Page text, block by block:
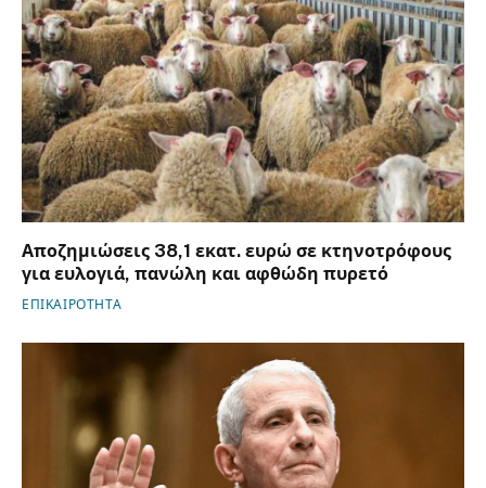
Αποζημιώσεις 38,1 εκατ. ευρώ σε κτηνοτρόφους
για ευλογιά, πανώλη και αφθώδη πυρετό
ΕΠΙΚΑΙΡΟΤΗΤΑ